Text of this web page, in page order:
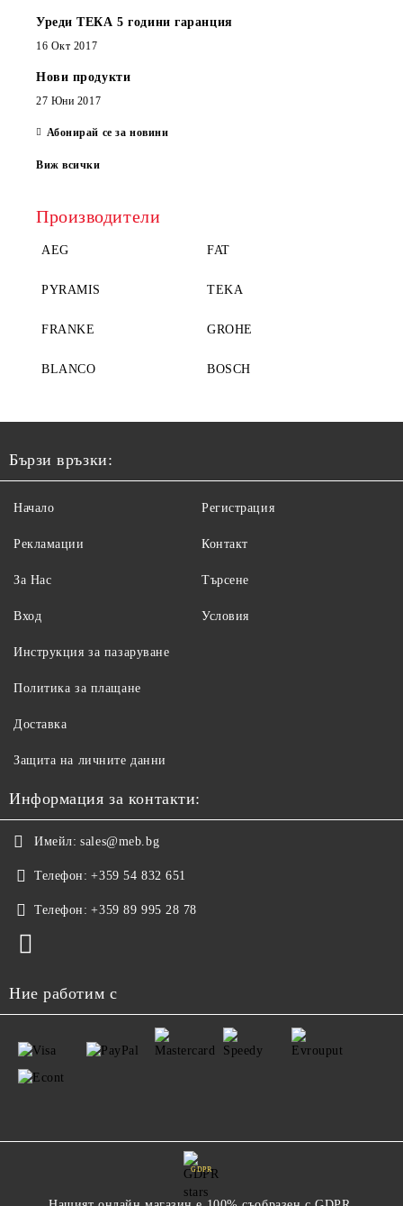
Уреди ТЕКА 5 години гаранция
16 Окт 2017
Нови продукти
27 Юни 2017
Абонирай се за новини
Виж всички
Производители
AEG FAT
PYRAMIS TEKA
FRANKE GROHE
BLANCO BOSCH
Бързи връзки:
Начало
Рекламации
За Нас
Вход
Регистрация
Контакт
Търсене
Условия
Инструкция за пазаруване
Политика за плащане
Доставка
Защита на личните данни
Информация за контакти:
Имейл: sales@meb.bg
Телефон: +359 54 832 651
Телефон: +359 89 995 28 78
Ние работим с
GDPR